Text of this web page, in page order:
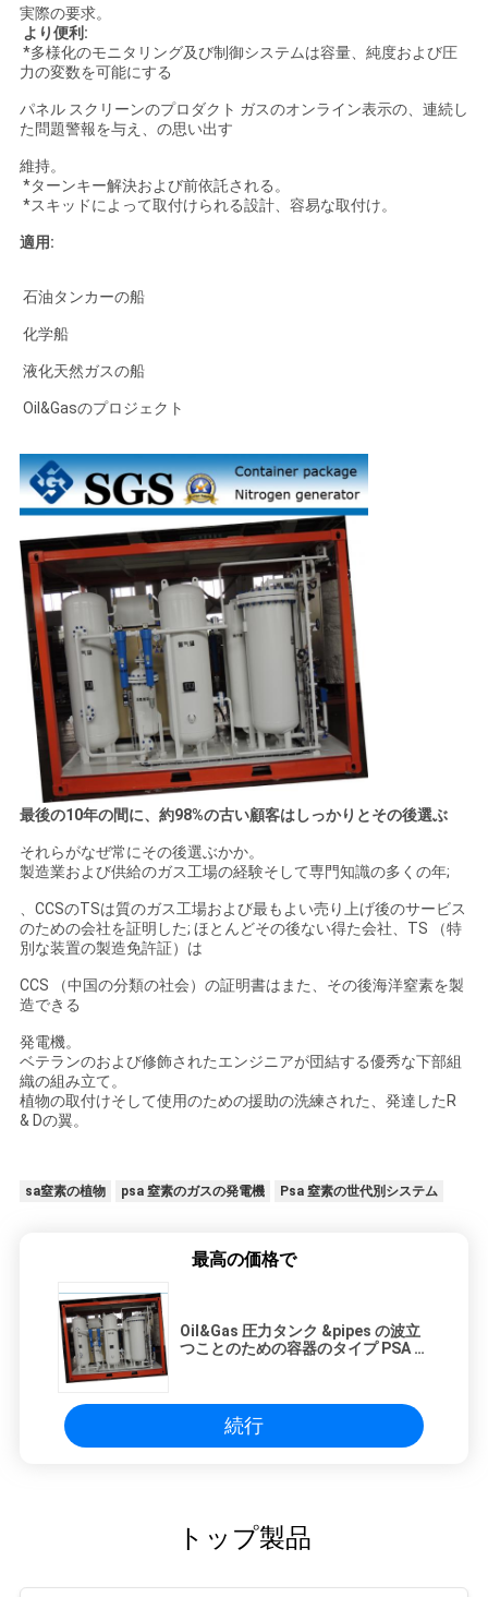
実際の要求。
より便利:
*多様化のモニタリング及び制御システムは容量、純度および圧
力の変数を可能にする
パネル スクリーンのプロダクト ガスのオンライン表示の、連続し
た問題警報を与え、の思い出す
維持。
*ターンキー解決および前依託される。
*スキッドによって取付けられる設計、容易な取付け。
適用:
石油タンカーの船
化学船
液化天然ガスの船
Oil&Gasのプロジェクト
最後の10年の間に、約98%の古い顧客はしっかりとその後選ぶ
それらがなぜ常にその後選ぶかか。
製造業および供給のガス工場の経験そして専門知識の多くの年;
、CCSのTSは質のガス工場および最もよい売り上げ後のサービス
のための会社を証明した; ほとんどその後ない得た会社、TS （特
別な装置の製造免許証）は
CCS （中国の分類の社会）の証明書はまた、その後海洋窒素を製
造できる
発電機。
ベテランのおよび修飾されたエンジニアが団結する優秀な下部組
織の組み立て。
植物の取付けそして使用のための援助の洗練された、発達したR
& Dの翼。
sa窒素の植物 psa 窒素のガスの発電機 Psa 窒素の世代別システム
最高の価格で
Oil&Gas 圧力タンク &pipes の波立
つことのための容器のタイプ PSA 窒
続行
トップ製品